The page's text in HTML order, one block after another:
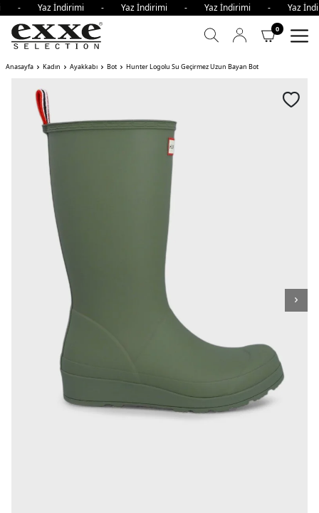
- Yaz İndirimi - Yaz İndirimi - Yaz İndirimi -
0
Anasayfa Kadın Ayakkabı Bot Hunter Logolu Su Geçirmez Uzun Bayan Bot